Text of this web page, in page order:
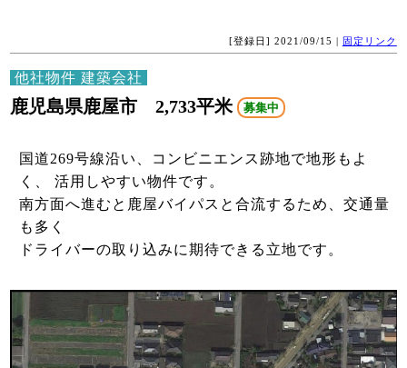
[登録日] 2021/09/15 | 固定リンク
他社物件 建築会社
鹿児島県鹿屋市 2,733平米 募集中
国道269号線沿い、コンビニエンス跡地で地形もよ
く、 活用しやすい物件です。
南方面へ進むと鹿屋バイパスと合流するため、交通量
も多く
ドライバーの取り込みに期待できる立地です。